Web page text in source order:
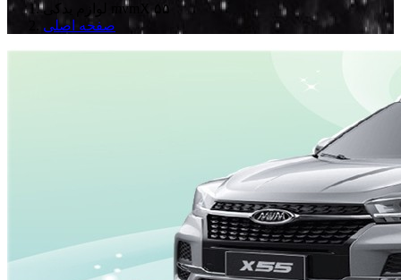
لوازم یدکی mvmX ۵۵
صفحه اصلی